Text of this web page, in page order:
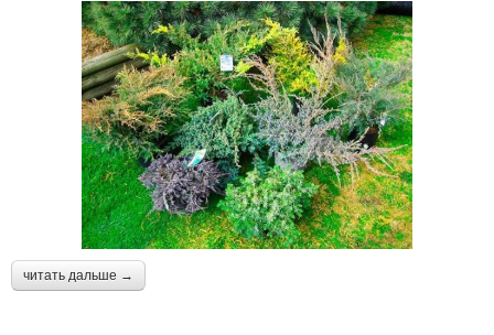
читать дальше →